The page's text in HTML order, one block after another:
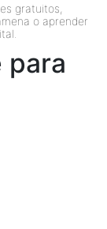
gratuitos,
o aprender
para